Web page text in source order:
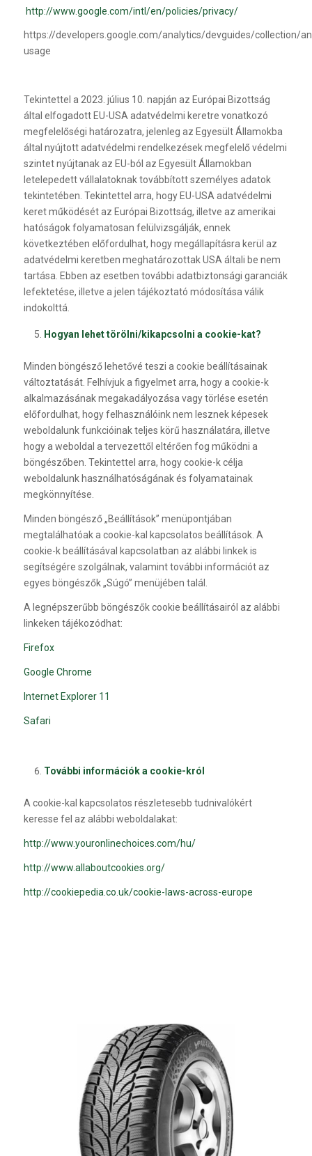
http://www.google.com/intl/en/policies/privacy/
https://developers.google.com/analytics/devguides/collection/
usage
Tekintettel a 2023. július 10. napján az Európai Bizottság
által elfogadott EU-USA adatvédelmi keretre vonatkozó
megfelelőségi határozatra, jelenleg az Egyesült Államokba
által nyújtott adatvédelmi rendelkezések megfelelő védelmi
szintet nyújtanak az EU-ból az Egyesült Államokban
letelepedett vállalatoknak továbbított személyes adatok
tekintetében. Tekintettel arra, hogy EU-USA adatvédelmi
keret működését az Európai Bizottság, illetve az amerikai
hatóságok folyamatosan felülvizsgálják, ennek
következtében előfordulhat, hogy megállapításra kerül az
adatvédelmi keretben meghatározottak USA általi be nem
tartása. Ebben az esetben további adatbiztonsági garanciák
lefektetése, illetve a jelen tájékoztató módosítása válik
indokolttá.
Hogyan lehet törölni/kikapcsolni a cookie-kat?
Minden böngésző lehetővé teszi a cookie beállításainak
változtatását. Felhívjuk a figyelmet arra, hogy a cookie-k
alkalmazásának megakadályozása vagy törlése esetén
előfordulhat, hogy felhasználóink nem lesznek képesek
weboldalunk funkcióinak teljes körű használatára, illetve
hogy a weboldal a tervezettől eltérően fog működni a
böngészőben. Tekintettel arra, hogy cookie-k célja
weboldalunk használhatóságának és folyamatainak
megkönnyítése.
Minden böngésző „Beállítások” menüpontjában
megtalálhatóak a cookie-kal kapcsolatos beállítások. A
cookie-k beállításával kapcsolatban az alábbi linkek is
segítségére szolgálnak, valamint további információt az
egyes böngészők „Súgó” menüjében talál.
A legnépszerűbb böngészők cookie beállításairól az alábbi
linkeken tájékozódhat:
Firefox
Google Chrome
Internet Explorer 11
Safari
További információk a cookie-król
A cookie-kal kapcsolatos részletesebb tudnivalókért
keresse fel az alábbi weboldalakat:
http://www.youronlinechoices.com/hu/
http://www.allaboutcookies.org/
http://cookiepedia.co.uk/cookie-laws-across-europe